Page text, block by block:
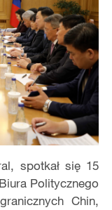
spotkał się 15
Politycznego
Chin,